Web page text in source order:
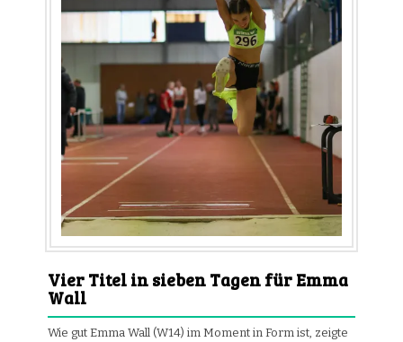
Vier Titel in sieben Tagen für Emma
Wall
Wie gut Emma Wall (W14) im Moment in Form ist, zeigte